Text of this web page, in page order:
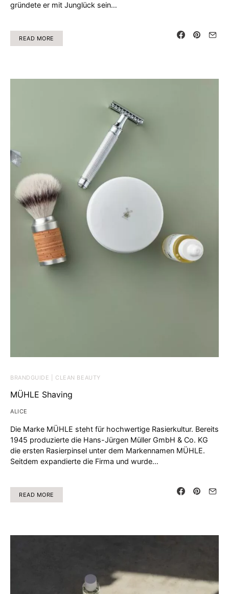
gründete er mit Junglück sein…
READ MORE
BRANDGUIDE | CLEAN BEAUTY
MÜHLE Shaving
ALICE
Die Marke MÜHLE steht für hochwertige Rasierkultur. Bereits
1945 produzierte die Hans-Jürgen Müller GmbH & Co. KG
die ersten Rasierpinsel unter dem Markennamen MÜHLE.
Seitdem expandierte die Firma und wurde…
READ MORE